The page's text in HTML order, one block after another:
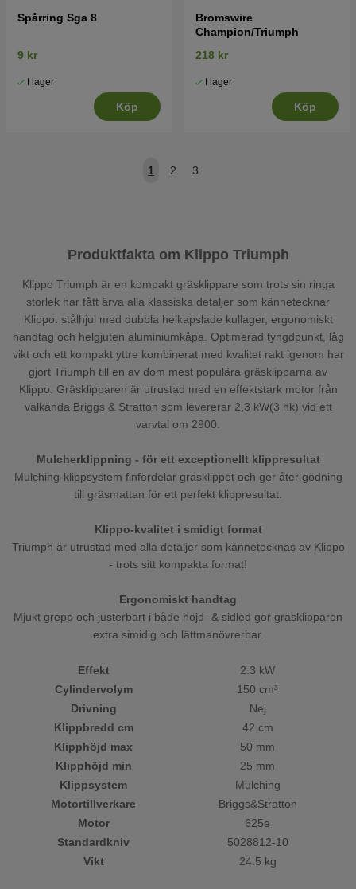
Spårring Sga 8
9 kr
I lager
Köp
Bromswire
Champion/Triumph
218 kr
I lager
Köp
1 2 3
Produktfakta om Klippo Triumph
Klippo Triumph är en kompakt gräsklippare som trots sin ringa
storlek har fått ärva alla klassiska detaljer som kännetecknar
Klippo: stålhjul med dubbla helkapslade kullager, ergonomiskt
handtag och helgjuten aluminiumkåpa. Optimerad tyngdpunkt, låg
vikt och ett kompakt yttre kombinerat med kvalitet rakt igenom har
gjort Triumph till en av dom mest populära gräsklipparna av
Klippo. Gräsklipparen är utrustad med en effektstark motor från
välkända Briggs & Stratton som levererar 2,3 kW(3 hk) vid ett
varvtal om 2900.
Mulcherklippning - för ett exceptionellt klippresultat
Mulching-klippsystem finfördelar gräsklippet och ger åter gödning
till gräsmattan för ett perfekt klippresultat.
Klippo-kvalitet i smidigt format
Triumph är utrustad med alla detaljer som kännetecknas av Klippo
- trots sitt kompakta format!
Ergonomiskt handtag
Mjukt grepp och justerbart i både höjd- & sidled gör gräsklipparen
extra simidig och lättmanövrerbar.
Effekt
2.3 kW
Cylindervolym
150 cm³
Drivning
Nej
Klippbredd cm
42 cm
Klipphöjd max
50 mm
Klipphöjd min
25 mm
Klippsystem
Mulching
Motortillverkare
Briggs&Stratton
Motor
625e
Standardkniv
5028812-10
Vikt
24.5 kg